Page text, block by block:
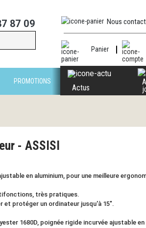
87 09 Nous
Panier
PROMOTIONS
Actus
- ASSISI
en aluminium, pour une meilleure
très pratiques.
et protéger un ordinateur jusqu'à 15".
1680D, poignée rigide incurvée ajustable en